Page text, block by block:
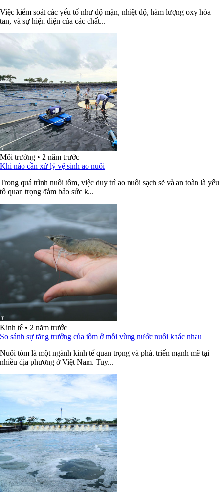
Việc kiểm soát các yếu tố như độ mặn, nhiệt độ, hàm lượng oxy hòa
tan, và sự hiện diện của các chất...
Môi trường • 2 năm trước
Khi nào cần xử lý vệ sinh ao nuôi
Trong quá trình nuôi tôm, việc duy trì ao nuôi sạch sẽ và an toàn là yếu
tố quan trọng đảm bảo sức k...
Kinh tế • 2 năm trước
So sánh sự tăng trưởng của tôm ở mỗi vùng nước nuôi khác nhau
Nuôi tôm là một ngành kinh tế quan trọng và phát triển mạnh mẽ tại
nhiều địa phương ở Việt Nam. Tuy...